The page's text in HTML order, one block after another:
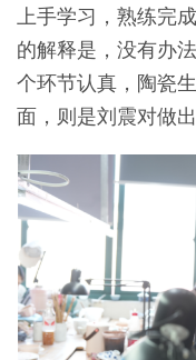
上手学习，熟练完
的解释是，没有办
个环节认真，陶瓷
面，则是刘震对做